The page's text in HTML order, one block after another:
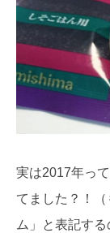
実は2017年っ
てました？！
ム」と表記する